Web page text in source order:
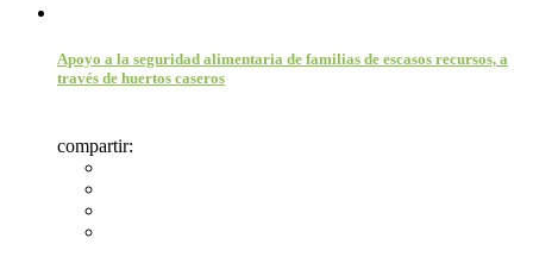
Apoyo a la seguridad alimentaria de familias de escasos recursos, a
través de huertos caseros
compartir: